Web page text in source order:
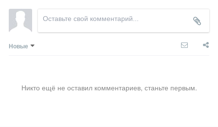
Новые
Никто ещё не оставил комментариев, станьте первым.